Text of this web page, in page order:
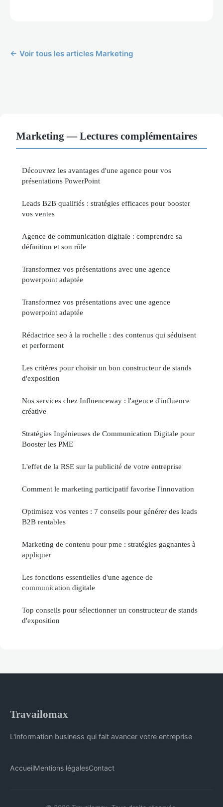
← Voir tous les articles Marketing
Marketing — Lectures complémentaires
Découvrez les avantages d'une agence pour vos
présentations PowerPoint
Leads B2B qualifiés : stratégies efficaces pour booster
vos ventes
Agence de communication digitale : comprendre sa
définition et son rôle
Transformez vos présentations avec une agence
powerpoint adaptée
Transformez vos présentations avec une agence
powerpoint adaptée
Rédactrice seo à la rochelle : des contenus qui séduisent
et performent
Les critères pour choisir un bon constructeur de stands
d'exposition
Nos services chez Influenceway : l'agence d'influence
créative
Stratégies Ingénieuses de Communication Digitale pour
Booster les PME
L'effet de la RSE sur la publicité de votre entreprise
Comment le marketing participatif favorise l'innovation
Optimisez vos ventes : 7 conseils pour générer des leads
B2B rentables
Marketing de contenu pour pme : stratégies gagnantes à
appliquer
Les fonctions essentielles d'une agence de
communication digitale
Top conseils pour sélectionner un constructeur de stands
d'exposition
Travailomax
L'information business qui fait avancer votre entreprise
AccueilMentions légalesContact